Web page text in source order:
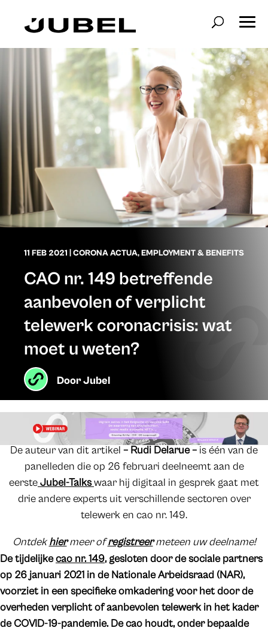
11 FEB 2021 |CORONA ACTUA,EMPLOYMENT & BENEFITS
CAO nr. 149 betreffende
aanbevolen of verplicht
telewerk coronacrisis: wat
moet u weten?
DoorJubel
De auteur van dit artikel – Rudi Delarue – is één van de
panelleden die op 26 februari deelneemt aan de
eersteJubel-Talkswaar hij digitaal in gesprek gaat met
drie andere experts uit verschillende sectoren over
telewerk en cao nr. 149.
Ontdekhiermeer ofregistreermeteen uw deelname!
De tijdelijkecao nr. 149, gesloten door de sociale partners
op 26 januari 2021 in de Nationale Arbeidsraad (NAR),
voorziet in een specifieke omkadering voor het door de
overheden verplicht of aanbevolen telewerk in het kader
de COVID-19-pandemie. De cao houdt, onder bepaalde